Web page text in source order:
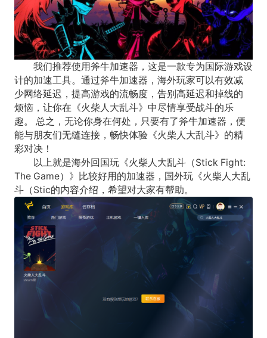
我们推荐使用斧牛加速器，这是一款专为国际游戏设
计的加速工具。通过斧牛加速器，海外玩家可以有效减
少网络延迟，提高游戏的流畅度，告别高延迟和掉线的
烦恼，让你在《火柴人大乱斗》中尽情享受战斗的乐
趣。 总之，无论你身在何处，只要有了斧牛加速器，便
能与朋友们无缝连接，畅快体验《火柴人大乱斗》的精
彩对决！
以上就是海外回国玩《火柴人大乱斗（Stick Fight:
The Game）》比较好用的加速器，国外玩《火柴人大乱
斗（Stic的内容介绍，希望对大家有帮助。